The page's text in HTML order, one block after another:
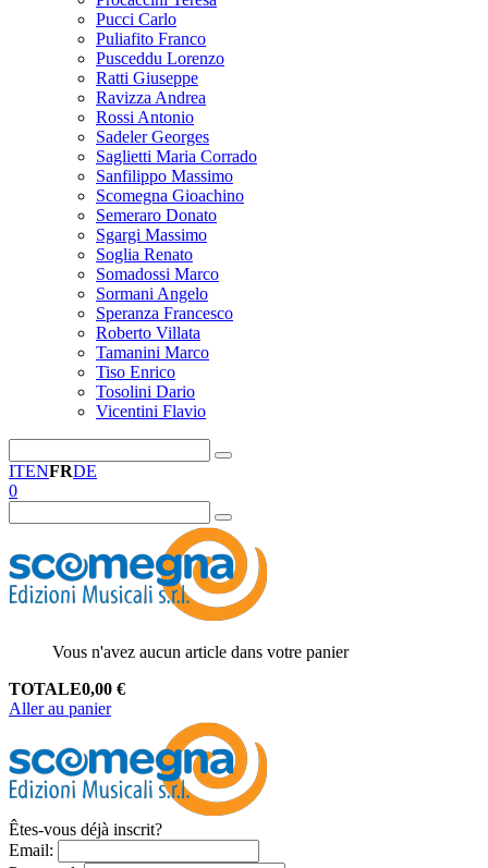
Pucci Carlo
Puliafito Franco
Pusceddu Lorenzo
Ratti Giuseppe
Ravizza Andrea
Rossi Antonio
Sadeler Georges
Saglietti Maria Corrado
Sanfilippo Massimo
Scomegna Gioachino
Semeraro Donato
Sgargi Massimo
Soglia Renato
Somadossi Marco
Sormani Angelo
Speranza Francesco
Roberto Villata
Tamanini Marco
Tiso Enrico
Tosolini Dario
Vicentini Flavio
ITENFRDE
0
Vous n'avez aucun article dans votre panier
TOTALE0,00 €
Aller au panier
Êtes-vous déjà inscrit?
Email: